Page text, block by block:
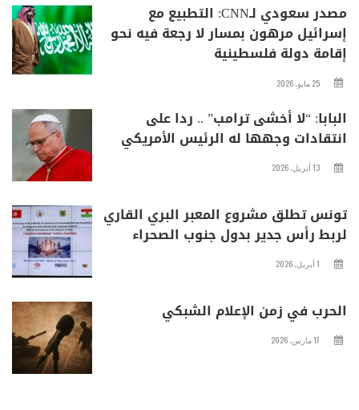
مصدر سعودي لـCNN: التطبيع مع
إسرائيل مرهون بمسار لا رجعة فيه نحو
إقامة دولة فلسطينية
25 مايو، 2026
البابا: “لا أخشى ترامب” .. ردا على
انتقادات وجهها له الرئيس الأمريكي
13 أبريل، 2026
تونس تطلق مشروع المعبر البري القاري
لربط رأس جدير بدول جنوب الصحراء
1 أبريل، 2026
الحرب في زمن الإعلام الشبكي
17 مارس، 2026